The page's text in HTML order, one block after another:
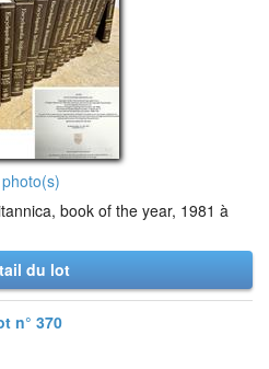
book of the year, 1981 à
du lot
n° 370